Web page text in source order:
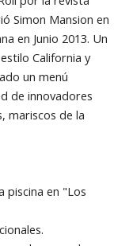
Simon Mansion en
en Junio 2013. Un
California y
un menú
de innovadores
mariscos de la
piscina en "Los